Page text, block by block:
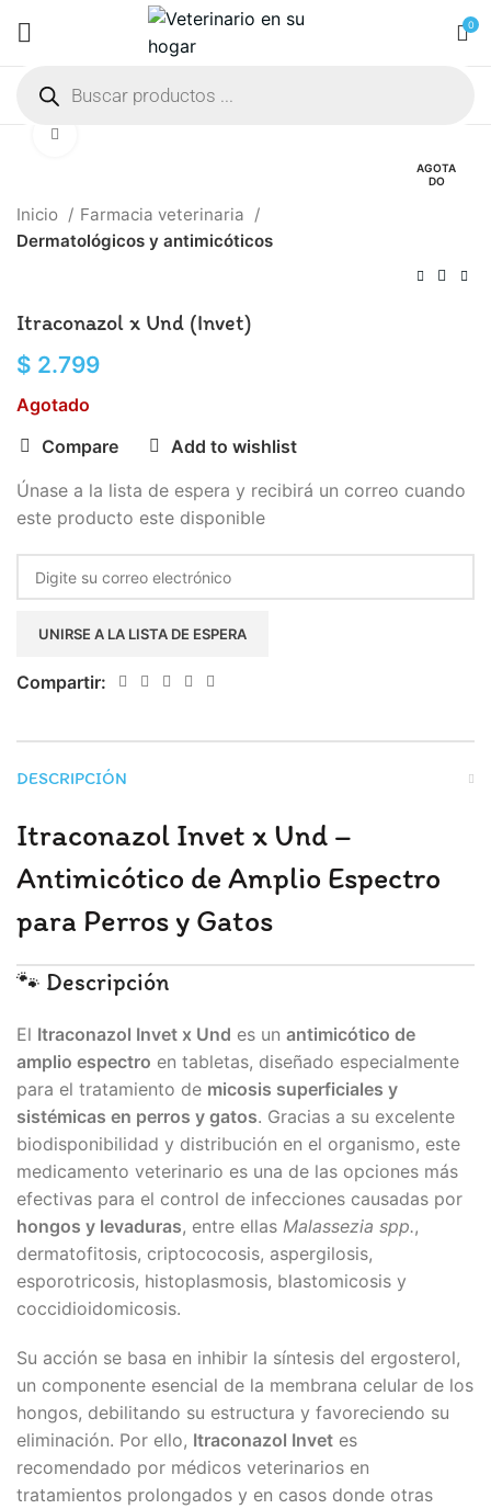
0
AGOTA
DO
Inicio
Farmacia veterinaria
Dermatológicos y antimicóticos
Itraconazol x Und (Invet)
$ 2.799
Agotado
Compare
Add to wishlist
Únase a la lista de espera y recibirá un correo cuando
este producto este disponible
Enter
your
to
for
product
UNIRSE A LA LISTA DE ESPERA
Compartir:
DESCRIPCIÓN
Itraconazol Invet x Und –
Antimicótico de Amplio Espectro
para Perros y Gatos
🐾 Descripción
El Itraconazol Invet x Und es un antimicótico de
amplio espectro en tabletas, diseñado especialmente
para el tratamiento de micosis superficiales y
sistémicas en perros y gatos. Gracias a su excelente
biodisponibilidad y distribución en el organismo, este
medicamento veterinario es una de las opciones más
efectivas para el control de infecciones causadas por
hongos y levaduras, entre ellas Malassezia spp.,
dermatofitosis, criptococosis, aspergilosis,
esporotricosis, histoplasmosis, blastomicosis y
coccidioidomicosis.
Su acción se basa en inhibir la síntesis del ergosterol,
un componente esencial de la membrana celular de los
hongos, debilitando su estructura y favoreciendo su
eliminación. Por ello, Itraconazol Invet es
recomendado por médicos veterinarios en
tratamientos prolongados y en casos donde otras